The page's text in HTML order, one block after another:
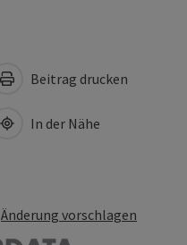
Beitrag drucken
In der Nähe
Änderung vorschlagen